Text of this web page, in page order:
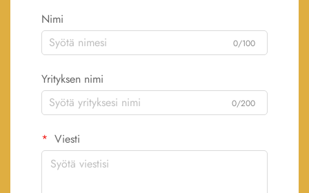
Nimi
0/100
Yrityksen nimi
0/200
Viesti